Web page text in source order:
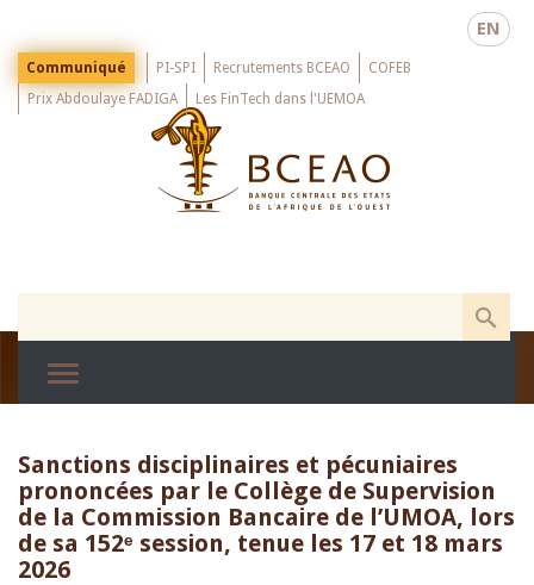
main
content
EN
Menu
Top
Communiqué PI-SPI Recrutements BCEAO
COFEB
Prix Abdoulaye FADIGA
Les FinTech dans l'UEMOA
Sanctions disciplinaires et pécuniaires
prononcées par le Collège de Supervision
de la Commission Bancaire de l’UMOA, lors
de sa 152ᵉ session, tenue les 17 et 18 mars
2026